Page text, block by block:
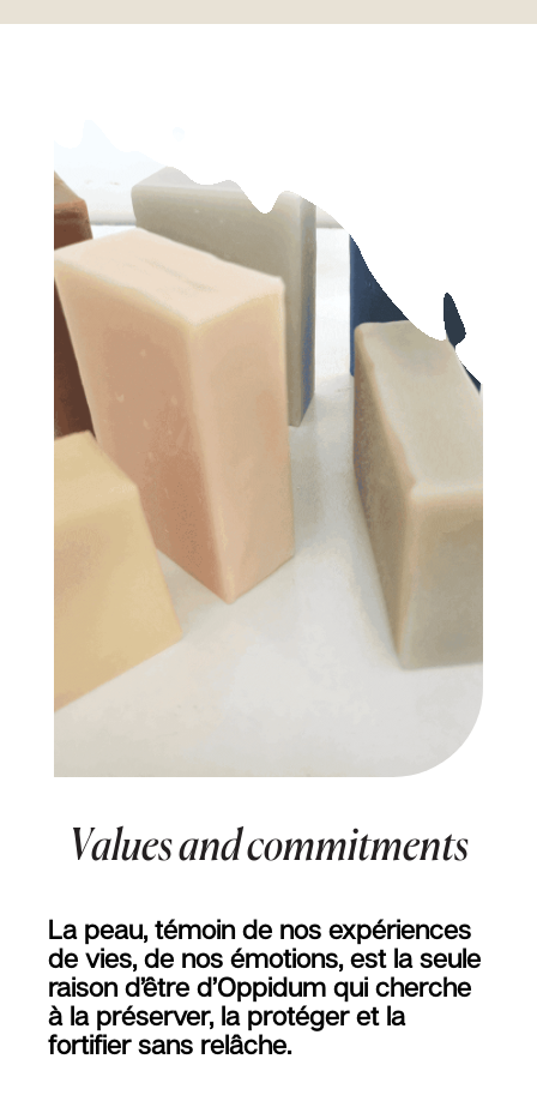
Values and commitments
La peau, témoin de nos expériences
de vies, de nos émotions, est la seule
raison d’être d’Oppidum qui cherche
à la préserver, la protéger et la
fortifier sans relâche.